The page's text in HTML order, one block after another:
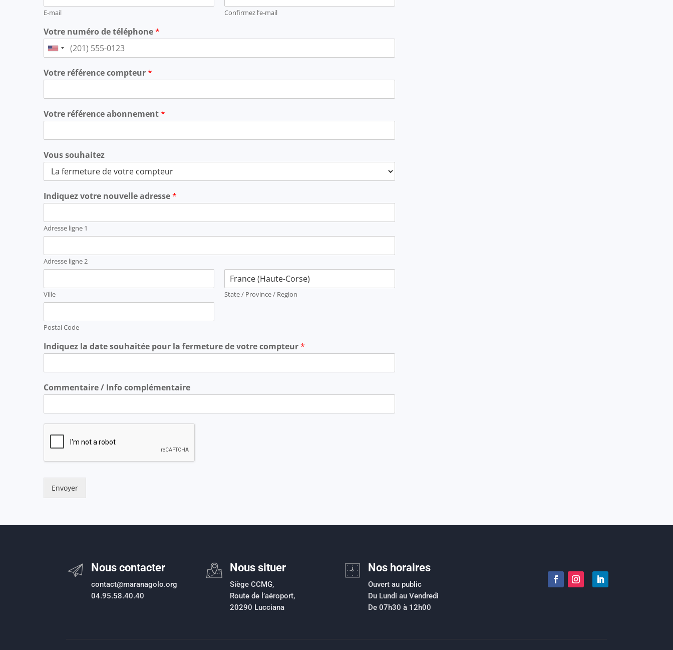
E-mail Confirmez l’e-mail
Votre numéro de téléphone*
United
+1
Votre référence compteur*
Votre référence abonnement*
Vous souhaitez
Indiquez votre nouvelle adresse*
Adresse ligne 1
Adresse ligne 2
Ville State / Province / Region
Postal Code
Indiquez la date souhaitée pour la fermeture de votre compteur*
Commentaire / Info complémentaire
Envoyer
Nous contacter
contact@maranagolo.org
04.95.58.40.40
Nous situer
Siège CCMG,
Route de l’aéroport,
20290 Lucciana
Nos horaires
Ouvert au public
Du Lundi au Vendredi
De 07h30 à 12h00